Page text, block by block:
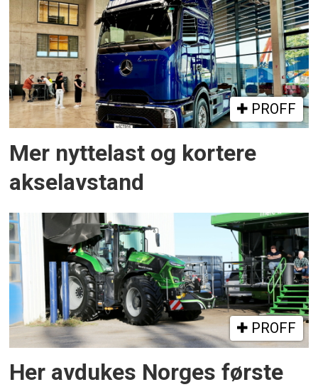
PROFF
Mer nyttelast og kortere
akselavstand
PROFF
Her avdukes Norges første